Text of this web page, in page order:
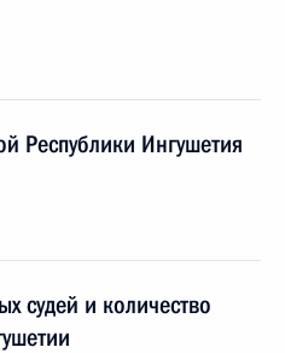
Республики Ингушетия
судей и количество